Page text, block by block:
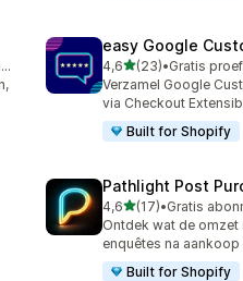
Gratis abonnement beschikbaar
easy Google
4,6van 5 sterren
(23)
23 recensies in totaal
•
Verzamel Google
via Checkout
Built for Shopify
Pathlight Post
4,6van 5 sterren
(17)
17 recensies in totaal
•
Ontdek wat de omzet
enquêtes na aankoop
Built for Shopify